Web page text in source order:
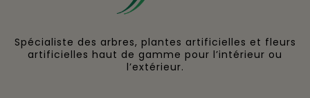
Spécialiste des arbres, plantes artificielles et fleurs
artificielles haut de gamme pour l’intérieur ou
l’extérieur.